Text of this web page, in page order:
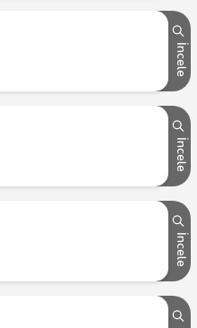
İncele
İncele
İncele